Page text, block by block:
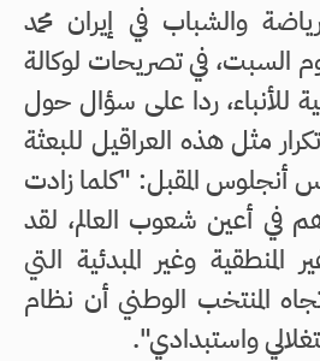
والشباب في إيران محمد
السبت، في تصريحات لوكالة
للأنباء، ردا على سؤال حول
مثل هذه العراقيل للبعثة
لوس أنجلوس المقبل: "كلما زادت
في أعين شعوب العالم، لقد
وغير المبدئية التي
المنتخب الوطني أن نظام
واستبدادي".